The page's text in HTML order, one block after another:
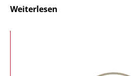
Weiterlesen